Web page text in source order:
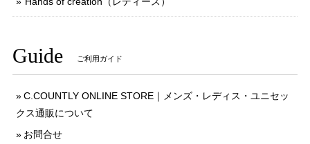
Guide ご利用ガイド
C.COUNTLY ONLINE STORE｜メンズ・レディス・ユニセッ
クス通販について
お問合せ